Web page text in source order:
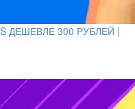
ДЕШЕВЛЕ 300 РУБЛЕЙ |